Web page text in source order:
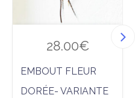
28.00€
EMBOUT FLEUR
DORÉE- VARIANTE